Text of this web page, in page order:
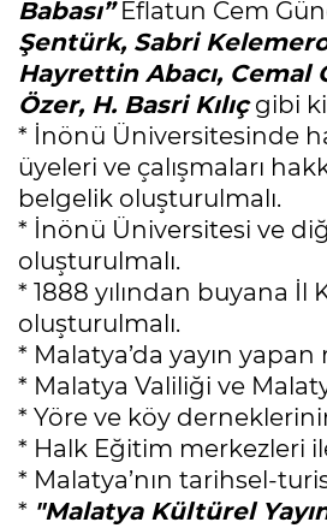
Babası”Eflatun Cem
Şentürk, Sabri
Hayrettin Abacı, Cemal
Özer, H. Basri Kılıçgibi
* İnönü Üniversitesinde
üyeleri ve çalışmaları
belgelik oluşturulmalı.
* İnönü Üniversitesi ve
oluşturulmalı.
* 1888 yılından buyana
oluşturulmalı.
* Malatya’da yayın
* Malatya Valiliği ve
* Yöre ve köy
* Halk Eğitim merkezleri
* Malatya’nın tarihsel-
* "Malatya Kültürel